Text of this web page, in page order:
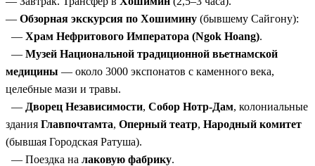
— Обзорная экскурсия по Хошимину (бывшему Сайгону):
— Храм Нефритового Императора (Ngok Hoang).
— Музей Национальной традиционной вьетнамской
медицины — около 3000 экспонатов с каменного века,
целебные мази и травы.
— Дворец Независимости, Собор Нотр-Дам, колониальные
здания Главпочтамта, Оперный театр, Народный комитет
(бывшая Городская Ратуша).
— Поездка на лаковую фабрику.